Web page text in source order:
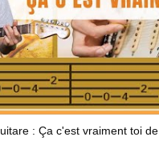
: Ça c'est vraiment toi de